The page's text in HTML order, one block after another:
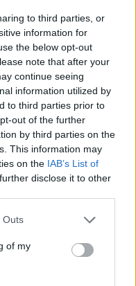
to third parties, or
information for
the below opt-out
note that after your
continue seeing
information utilized by
to third parties prior to
out of the further
by third parties on the
This information may
on the IAB’s List of
disclose it to other
Outs
of my
eventi